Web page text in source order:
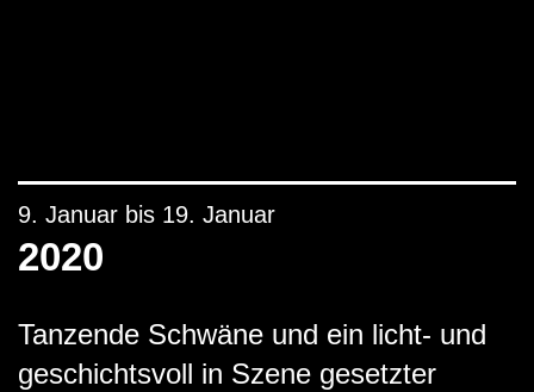
2020
9. Januar bis 19. Januar
Tanzende Schwäne und ein licht- und
geschichtsvoll in Szene gesetzter